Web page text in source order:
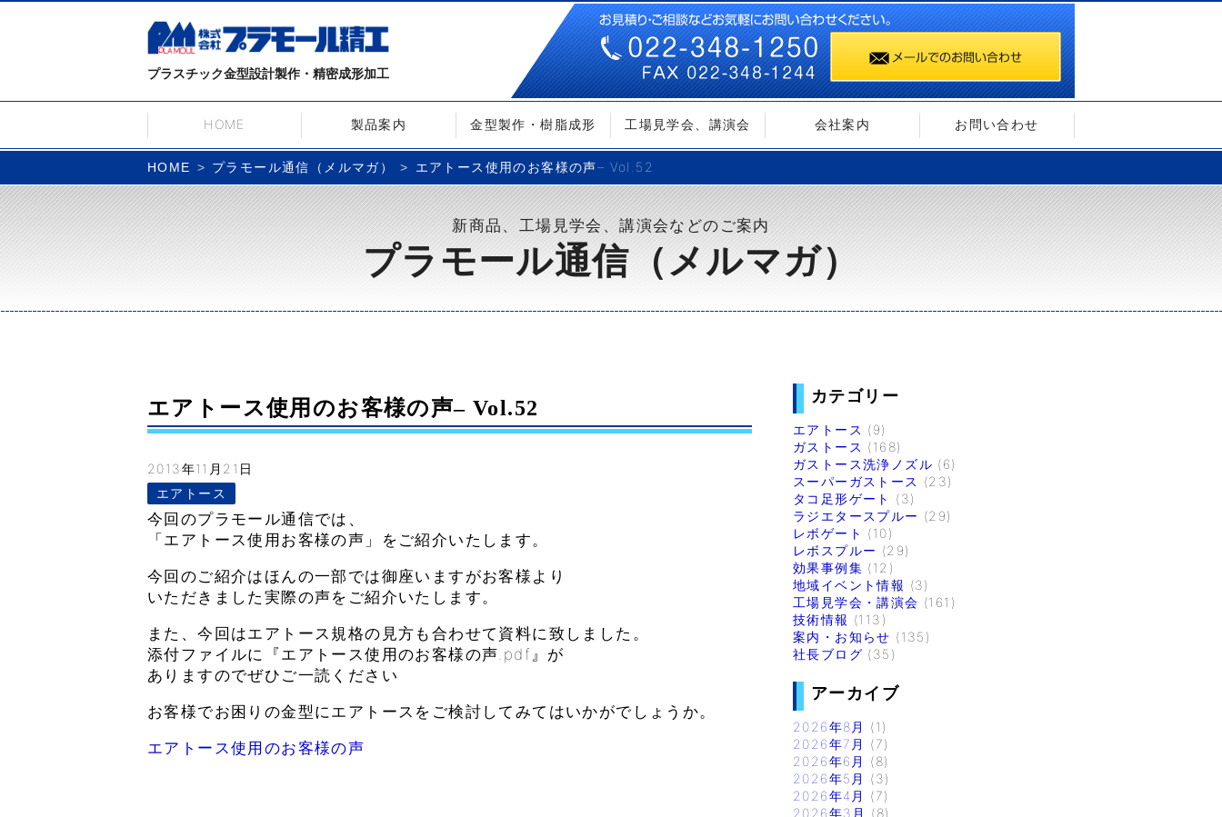
プラスチック金型設計製作・精密成形加工
HOME 製品案内 金型製作・樹脂成形 工場見学会、講演会 会社案内 お問い合わせ
HOME プラモール通信（メルマガ） エアトース使用のお客様の声– Vol.52
新商品、工場見学会、講演会などのご案内
プラモール通信（メルマガ）
エアトース使用のお客様の声– Vol.52
2013年11月21日
エアトース
今回のプラモール通信では、
「エアトース使用お客様の声」をご紹介いたします。
今回のご紹介はほんの一部では御座いますがお客様より
いただきました実際の声をご紹介いたします。
また、今回はエアトース規格の見方も合わせて資料に致しました。
添付ファイルに『エアトース使用のお客様の声.pdf』が
ありますのでぜひご一読ください
お客様でお困りの金型にエアトースをご検討してみてはいかがでしょうか。
エアトース使用のお客様の声
カテゴリー
エアトース (9)
ガストース (168)
ガストース洗浄ノズル (6)
スーパーガストース (23)
タコ足形ゲート
(3)
ラジエタースプルー (29)
レボゲート (10)
レボスプルー (29)
効果事例集 (12)
地域イベント情報 (3)
工場見学会・講演会 (161)
技術情報 (113)
案内・お知らせ (135)
社長ブログ (35)
アーカイブ
2026年8月
(1)
2026年7月
(7)
2026年6月
(8)
2026年5月
(3)
2026年4月
(7)
2026年3月
(8)